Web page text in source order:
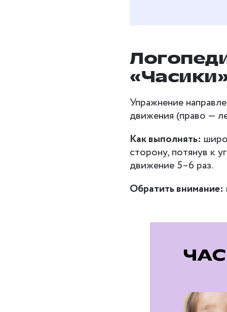
Упражнение
движения (право —
Как выполнять:
сторону, потянув к
движение 5–6 раз.
Обратить внимание: